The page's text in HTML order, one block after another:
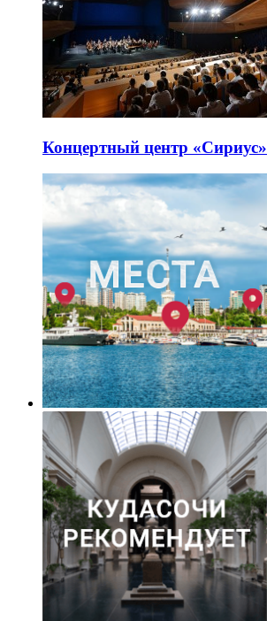
Концертный центр «Сириус»